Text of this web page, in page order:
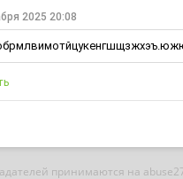
2025 20:08
принимаются на